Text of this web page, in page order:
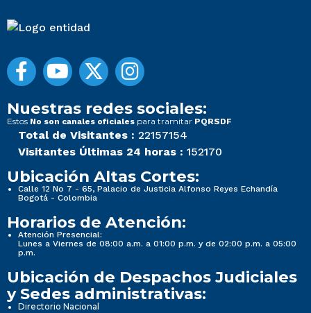
Nuestras redes sociales:
Estos No son canales oficiales para tramitar PQRSDF
Total de Visitantes : 22157154
Visitantes Últimas 24 horas : 152170
Ubicación Altas Cortes:
Calle 12 No 7 - 65, Palacio de Justicia Alfonso Reyes Echandía
Bogotá - Colombia
Horarios de Atención:
Atención Presencial:
Lunes a Viernes de 08:00 a.m. a 01:00 p.m. y de 02:00 p.m. a 05:00
p.m.
Ubicación de Despachos Judiciales
y Sedes administrativas:
Directorio Nacional